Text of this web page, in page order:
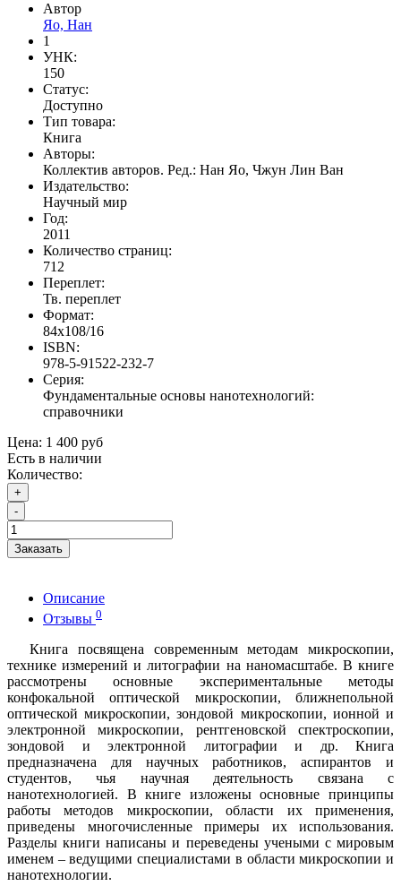
Автор
Яо, Нан
1
УНК:
150
Статус:
Доступно
Тип товара:
Книга
Авторы:
Коллектив авторов. Ред.: Нан Яо, Чжун Лин Ван
Издательство:
Научный мир
Год:
2011
Количество страниц:
712
Переплет:
Тв. переплет
Формат:
84х108/16
ISBN:
978-5-91522-232-7
Серия:
Фундаментальные основы нанотехнологий:
справочники
Цена: 1 400 руб
Есть в наличии
Количество:
+
-
Заказать
Описание
Отзывы 0
Книга посвящена современным методам микроскопии,
технике измерений и литографии на наномасштабе. В книге
рассмотрены основные экспериментальные методы
конфокальной оптической микроскопии, ближнепольной
оптической микроскопии, зондовой микроскопии, ионной и
электронной микроскопии, рентгеновской спектроскопии,
зондовой и электронной литографии и др. Книга
предназначена для научных работников, аспирантов и
студентов, чья научная деятельность связана с
нанотехнологией. В книге изложены основные принципы
работы методов микроскопии, области их применения,
приведены многочисленные примеры их использования.
Разделы книги написаны и переведены учеными с мировым
именем – ведущими специалистами в области микроскопии и
нанотехнологии.